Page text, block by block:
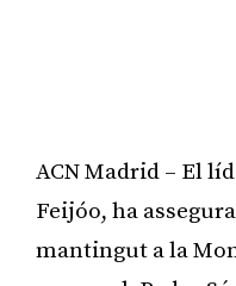
ACN Madrid – El
Feijóo, ha
mantingut a la